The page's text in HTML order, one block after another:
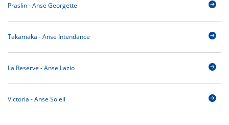
Praslin - Anse Georgette
Takamaka - Anse Intendance
La Reserve - Anse Lazio
Victoria - Anse Soleil